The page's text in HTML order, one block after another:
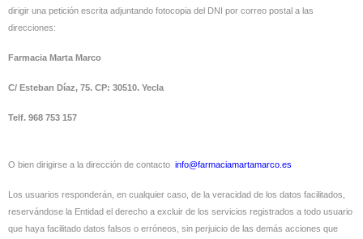
dirigir una petición escrita adjuntando fotocopia del DNI por correo postal a las
direcciones:
Farmacia Marta Marco
C/ Esteban Díaz, 75. CP: 30510. Yecla
Telf. 968 753 157
O bien dirigirse a la dirección de contacto info@farmaciamartamarco.es
Los usuarios responderán, en cualquier caso, de la veracidad de los datos facilitados,
reservándose la Entidad el derecho a excluir de los servicios registrados a todo usuario
que haya facilitado datos falsos o erróneos, sin perjuicio de las demás acciones que